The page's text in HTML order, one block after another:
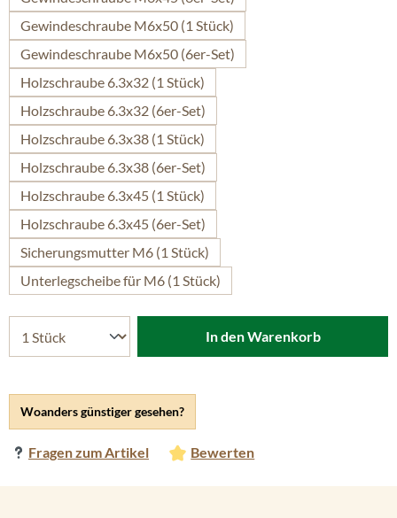
Woanders günstiger gesehen?
Fragen zum Artikel Bewerten
Gewindeschraube M6x50 (1 Stück)
Gewindeschraube M6x50 (6er-Set)
Holzschraube 6.3x32 (1 Stück)
Holzschraube 6.3x32 (6er-Set)
Holzschraube 6.3x38 (1 Stück)
Holzschraube 6.3x38 (6er-Set)
Holzschraube 6.3x45 (1 Stück)
Holzschraube 6.3x45 (6er-Set)
Sicherungsmutter M6 (1 Stück)
Unterlegscheibe für M6 (1 Stück)
In den Warenkorb